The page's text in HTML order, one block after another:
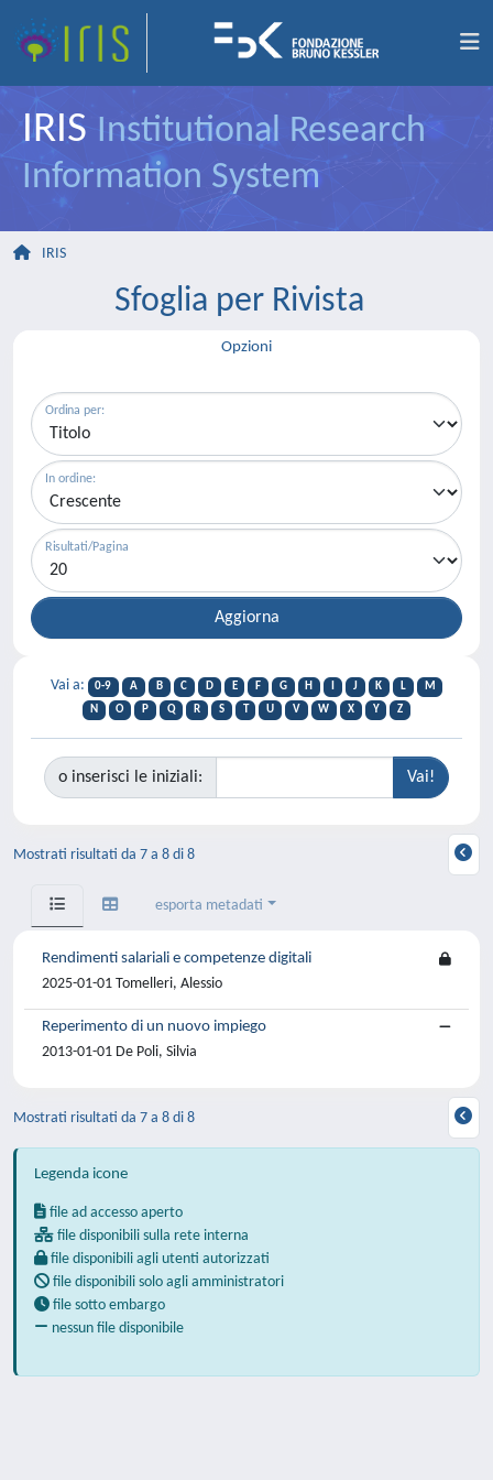
IRIS Institutional Research
Information System
IRIS
Sfoglia per Rivista
Opzioni
Ordina per:
In ordine:
Risultati/Pagina
Vai a: 0-9 A B C D E F G H J K L
M
N
O P Q R S T U V W X Y Z
o inserisci le iniziali:
Mostrati risultati da 7 a 8 di 8
esporta metadati
Rendimenti salariali e competenze digitali
2025-01-01 Tomelleri, Alessio
Reperimento di un nuovo impiego
2013-01-01 De Poli, Silvia
Mostrati risultati da 7 a 8 di 8
Legenda icone
file ad accesso aperto
file disponibili sulla rete interna
file disponibili agli utenti autorizzati
file disponibili solo agli amministratori
file sotto embargo
nessun file disponibile